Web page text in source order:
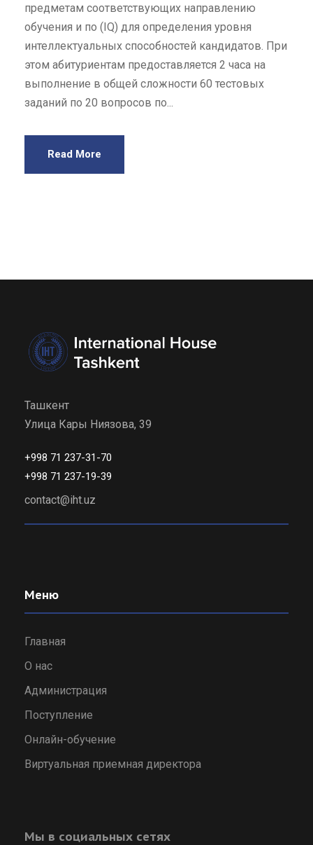
предметам соответствующих направлению
обучения и по (IQ) для определения уровня
интеллектуальных способностей кандидатов. При
этом абитуриентам предоставляется 2 часа на
выполнение в общей сложности 60 тестовых
заданий по 20 вопросов по...
Read More
Ташкент
Улица Кары Ниязова, 39
+998 71 237-31-70
+998 71 237-19-39
contact@iht.uz
Меню
Главная
О нас
Администрация
Поступление
Онлайн-обучение
Виртуальная приемная директора
Мы в социальных сетях